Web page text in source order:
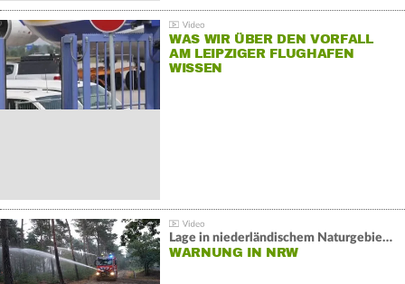
WAS WIR ÜBER DEN VORFALL
AM LEIPZIGER FLUGHAFEN
WISSEN
Lage in niederländischem Naturgebiet stabil
WARNUNG IN NRW